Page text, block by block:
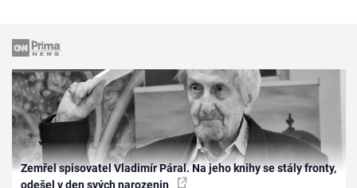
Zemřel spisovatel Vladimír Páral. Na jeho knihy se stály fronty,
odešel v den svých narozenin